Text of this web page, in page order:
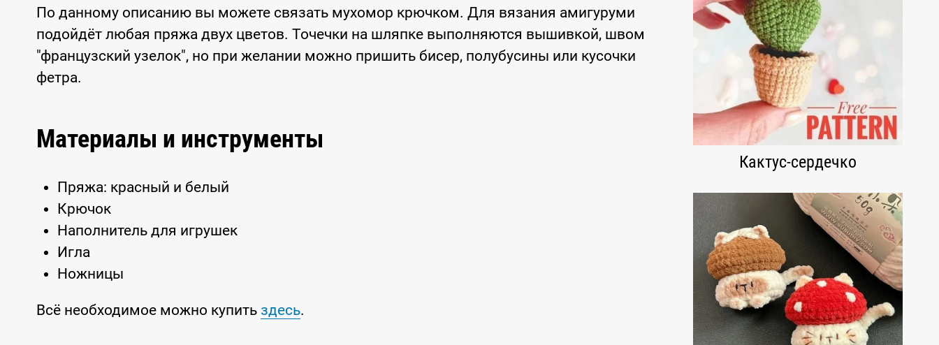
По данному описанию вы можете связать мухомор крючком. Для вязания амигуруми
подойдёт любая пряжа двух цветов. Точечки на шляпке выполняются вышивкой, швом
"французский узелок", но при желании можно пришить бисер, полубусины или кусочки
фетра.
Материалы и инструменты
Пряжа: красный и белый
Крючок
Наполнитель для игрушек
Игла
Ножницы
Всё необходимое можно купить здесь.
Кактус-сердечко